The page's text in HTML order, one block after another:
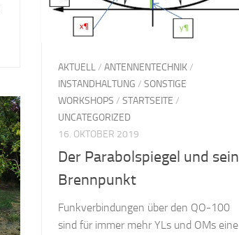
AKTUELL/ ANTENNENTECHNIK/
INSTANDHALTUNG / SONSTIGE
WORKSHOPS / STARTSEITE /
UNCATEGORIZED
16. OKTOBER 2019
Der Parabolspiegel und sein
Brennpunkt
Funkverbindungen über den QO-100
sind für immer mehr YLs und OMs eine